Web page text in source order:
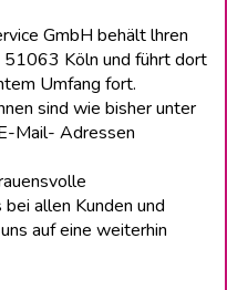
GmbH behält lhren
51063 Köln und führt dort
Umfang fort.
sind wie bisher unter
Mail- Adressen
allen Kunden und
auf eine weiterhin